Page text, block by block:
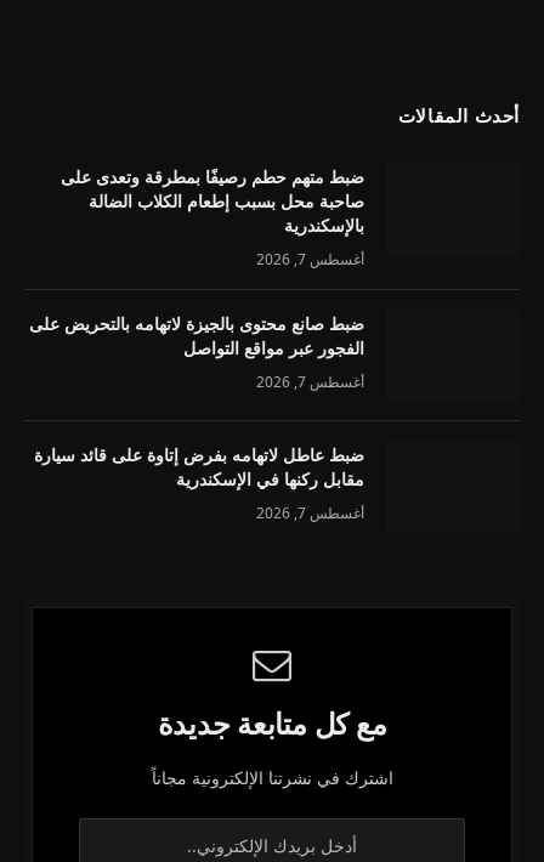
أحدث المقالات
ضبط متهم حطم رصيفًا بمطرقة وتعدى على
صاحبة محل بسبب إطعام الكلاب الضالة
بالإسكندرية
أغسطس 7, 2026
ضبط صانع محتوى بالجيزة لاتهامه بالتحريض على
الفجور عبر مواقع التواصل
أغسطس 7, 2026
ضبط عاطل لاتهامه بفرض إتاوة على قائد سيارة
مقابل ركنها في الإسكندرية
أغسطس 7, 2026
مع كل متابعة جديدة
اشترك في نشرتنا الإلكترونية مجاناً